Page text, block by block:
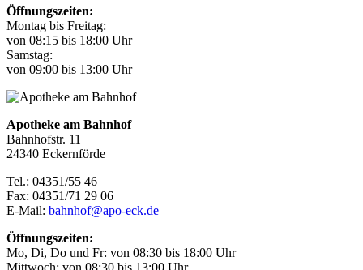
Öffnungszeiten:
Montag bis Freitag:
von 08:15 bis 18:00 Uhr
Samstag:
von 09:00 bis 13:00 Uhr
Apotheke am Bahnhof
Bahnhofstr. 11
24340 Eckernförde
Tel.: 04351/55 46
Fax: 04351/71 29 06
E-Mail: bahnhof@apo-eck.de
Öffnungszeiten:
Mo, Di, Do und Fr: von 08:30 bis 18:00 Uhr
Mittwoch: von 08:30 bis 13:00 Uhr